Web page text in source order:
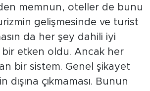
memnun, oteller de bunu
gelişmesinde ve turist
da her şey dahili iyi
bir etken oldu. Ancak her
bir sistem. Genel şikayet
dışına çıkmaması. Bunun